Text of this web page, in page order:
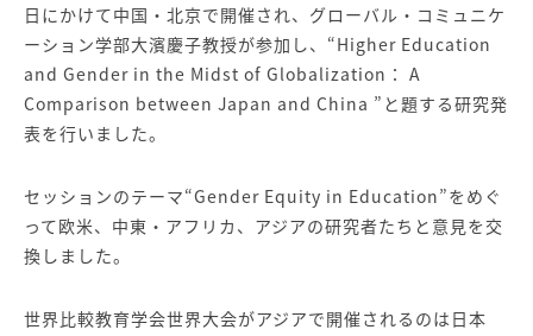
日にかけて中国・北京で開催され、グローバル・コミュニケ
ーション学部大濱慶子教授が参加し、“Higher Education
and Gender in the Midst of Globalization： A
Comparison between Japan and China ”と題する研究発
表を行いました。
セッションのテーマ“Gender Equity in Education”をめぐ
って欧米、中東・アフリカ、アジアの研究者たちと意見を交
換しました。
世界比較教育学会世界大会がアジアで開催されるのは日本